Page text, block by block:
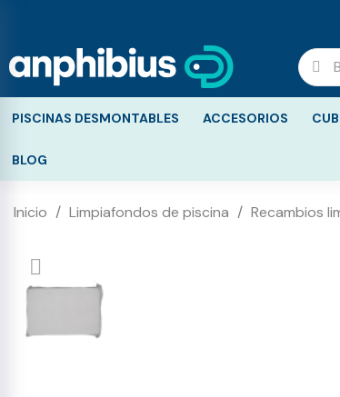
PISCINAS DESMONTABLES ACCESORIOS
BLOG
Inicio Limpiafondos de piscina Recambios